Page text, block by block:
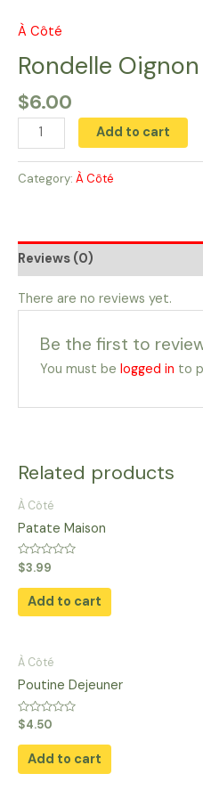
À Côté
Rondelle Oignon
$6.00
Rondelle
Oignon
quantity
Add to cart
Category: À Côté
Reviews (0)
There are no reviews yet.
Be the first to
You must belogged in to
Related products
À Côté
Patate Maison
Rated
0
out
$3.99
Add to cart
À Côté
Poutine Dejeuner
Rated
0
out
$4.50
Add to cart